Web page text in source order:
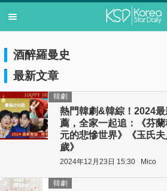
酒醉羅曼史
最新文章
熱門韓劇&韓綜！2024
薦，全家一起追：《芬
元的悲慘世界》《玉氏
歲》
韓劇
2024年12月23日 15:30 Mico
韓劇